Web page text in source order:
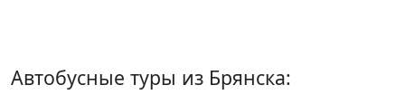
Автобусные туры из Брянска: